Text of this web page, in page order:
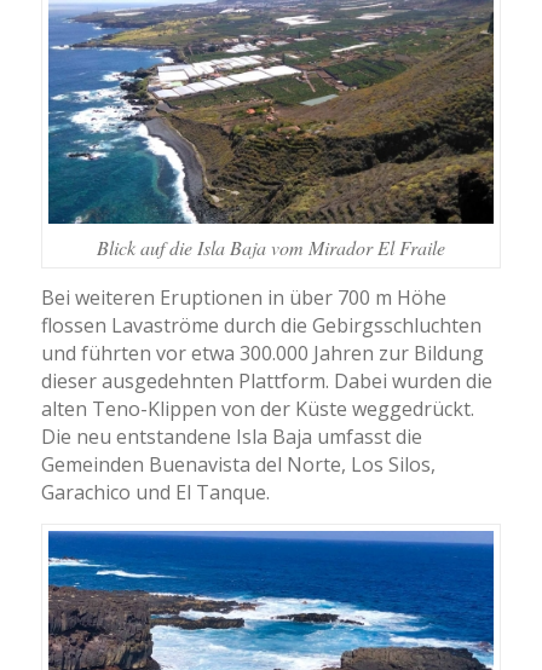
Blick auf die Isla Baja vom Mirador El Fraile
Bei weiteren Eruptionen in über 700 m Höhe
flossen Lavaströme durch die Gebirgsschluchten
und führten vor etwa 300.000 Jahren zur Bildung
dieser ausgedehnten Plattform. Dabei wurden die
alten Teno-Klippen von der Küste weggedrückt.
Die neu entstandene Isla Baja umfasst die
Gemeinden Buenavista del Norte, Los Silos,
Garachico und El Tanque.